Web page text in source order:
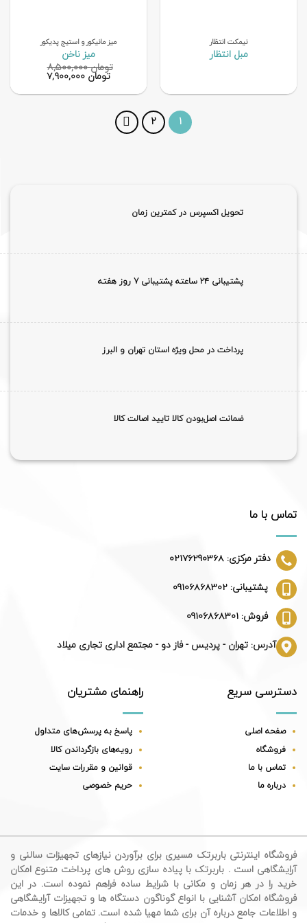
نیمکت انتظار
مبل انتظار
میز مانیکور و استیج پدیکور
میز ناخن
تومان۸,۵۰۰,۰۰۰
قیمت
اصلی
تومان ۸,۵۰۰,۰۰۰
تومان قیمت
تومان
1
2
تحویل اکسپرس در کمترین زمان
پشتیبانی ۲۴ ساعته پشتیبانی 7 روز هفته
پرداخت در محل ویژه استان تهران و البرز
ضمانت اصل‌بودن کالا تایید اصالت کالا
تماس با ما
دفتر مرکزی: 02176290368
پشتیبانی: 09106868302
فروش: 09106868301
آدرس: تهران - پردیس - فاز دو - مجتمع اداری تجاری میلاد
دسترسی سریع
صفحه اصلی
فروشگاه
تماس با ما
درباره ما
راهنمای مشتریان
پاسخ به پرسش‌های متداول
رویه‌های بازگرداندن کالا
قوانین و مقررات سایت
حریم خصوصی
فروشگاه اینترنتی باربرتک مسیری برای برآوردن نیازهای تجهیزات سالنی و
آرایشگاهی است . باربرتک با پیاده سازی روش های پرداخت متنوع امکان
خرید را در هر زمان و مکانی با شرایط ساده فراهم نموده است. در این
فروشگاه امکان آشنایی با انواع گوناگون دستگاه ها و تجهیزات آرایشگاهی
و اطلاعات جامع درباره آن برای شما مهیا شده است. تمامی کالاها و خدمات